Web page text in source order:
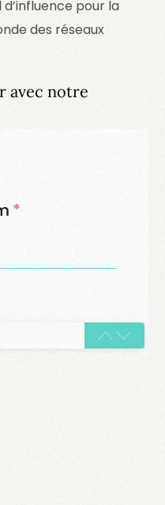
pour la
des réseaux
avec notre
*